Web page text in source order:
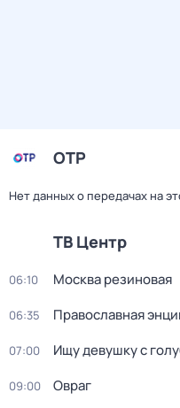
ОТР
Нет данных о передачах на
ТВ Центр
06:10 Москва резиновая
06:35 Православная
07:00 Ищу девушку с
09:00 Овраг